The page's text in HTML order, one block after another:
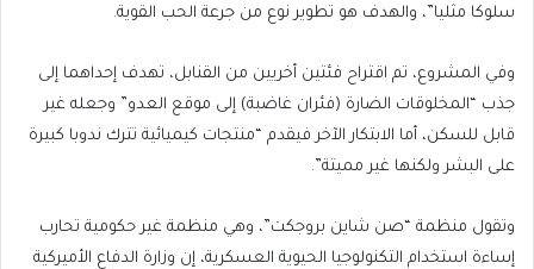
سلوكا مثليا”، والهدف هو تطوير نوع من جرعة الحب القوية.
وفي المشروع، تم اقتراح فئتين أخريين من القنابل، تهدف إحداهما إلى
جذب “المخلوقات الضارة (فئران غاضبة) إلى موقع العدو” وجعله غير
قابل للسكن، أما الابتكار الآخر فيقدم “منتجات كيميائية تترك ندوبا كبيرة
على البشر ولكنها غير مميتة”.
وتقول منظمة “صن شاين بروجكت”، وهي منظمة غير حكومية تحارب
إساءة استخدام التكنولوجيا الحيوية العسكرية، إن وزارة الدفاع الأميركية